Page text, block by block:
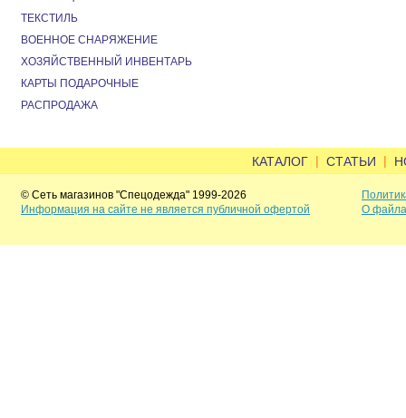
ТЕКСТИЛЬ
ВОЕННОЕ СНАРЯЖЕНИЕ
ХОЗЯЙСТВЕННЫЙ ИНВЕНТАРЬ
КАРТЫ ПОДАРОЧНЫЕ
РАСПРОДАЖА
КАТАЛОГ | СТАТЬИ |
© Сеть магазинов "Спецодежда" 1999-2026
Информация на сайте не является публичной офертой
О